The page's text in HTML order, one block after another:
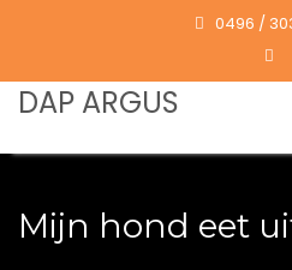
0496 /
DAP ARGUS
Mijn hond eet